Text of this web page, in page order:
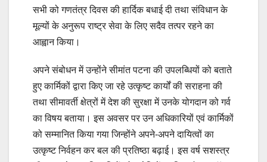
सभी को गणतंत्र दिवस की हार्दिक बधाई दी तथा संविधान के
मूल्यों के अनुरूप राष्ट्र सेवा के लिए सदैव तत्पर रहने का
आह्वान किया।
अपने संबोधन में उन्होंने सीमांत पटना की उपलब्धियों को बताते
हुए कार्मिकों द्वारा किए जा रहे उत्कृष्ट कार्यों की सराहना की
तथा सीमावर्ती क्षेत्रों में देश की सुरक्षा में उनके योगदान को गर्व
का विषय बताया। इस अवसर पर उन अधिकारियों एवं कार्मिकों
को सम्मानित किया गया जिन्होंने अपने-अपने दायित्वों का
उत्कृष्ट निर्वहन कर बल की प्रतिष्ठा बढ़ाई। इस वर्ष सशस्त्र